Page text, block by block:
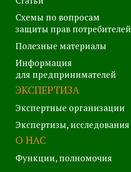
Схемы по вопросам
защиты прав потребителей
Полезные материалы
Информация
для предпринимателей
ЭКСПЕРТИЗА
Экспертные организации
Экспертизы, исследования
О НАС
Функции, полномочия